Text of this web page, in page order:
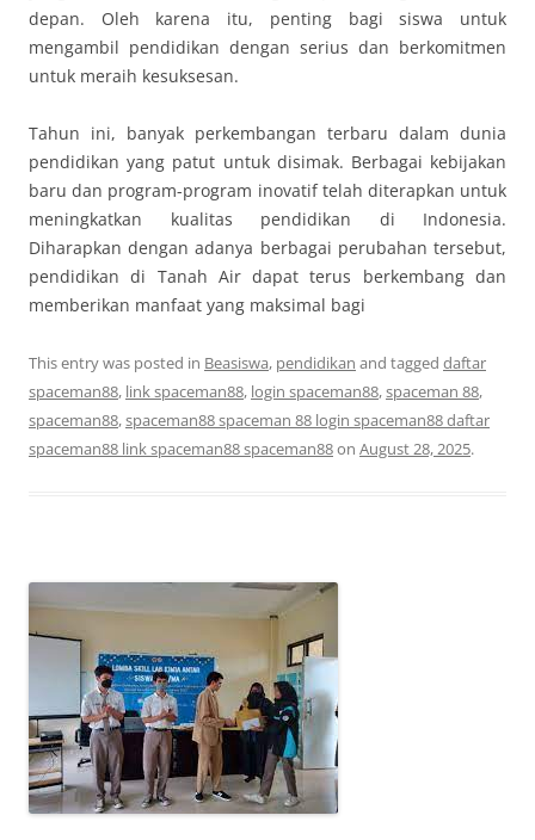
depan. Oleh karena itu, penting bagi siswa untuk
mengambil pendidikan dengan serius dan berkomitmen
untuk meraih kesuksesan.
Tahun ini, banyak perkembangan terbaru dalam dunia
pendidikan yang patut untuk disimak. Berbagai kebijakan
baru dan program-program inovatif telah diterapkan untuk
meningkatkan kualitas pendidikan di Indonesia.
Diharapkan dengan adanya berbagai perubahan tersebut,
pendidikan di Tanah Air dapat terus berkembang dan
memberikan manfaat yang maksimal bagi
This entry was posted in Beasiswa, pendidikan and tagged daftar
spaceman88, link spaceman88, login spaceman88,spaceman 88,
spaceman88,spaceman88 spaceman 88 login spaceman88 daftar
spaceman88 link spaceman88 spaceman88on August 28, 2025.